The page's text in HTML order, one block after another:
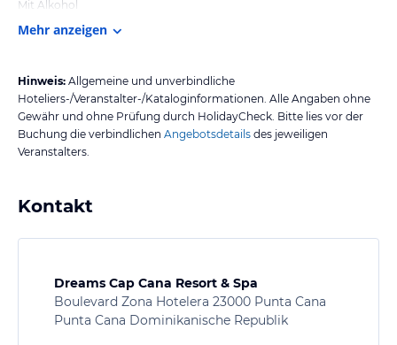
Mit Alkohol
Mehr anzeigen
Hinweis: Allgemeine und unverbindliche
Hoteliers-/Veranstalter-/Kataloginformationen. Alle Angaben ohne
Gewähr und ohne Prüfung durch HolidayCheck. Bitte lies vor der
Buchung die verbindlichen Angebotsdetails des jeweiligen
Veranstalters.
Kontakt
Dreams Cap Cana Resort & Spa
Boulevard Zona Hotelera 23000 Punta Cana
Punta Cana Dominikanische Republik